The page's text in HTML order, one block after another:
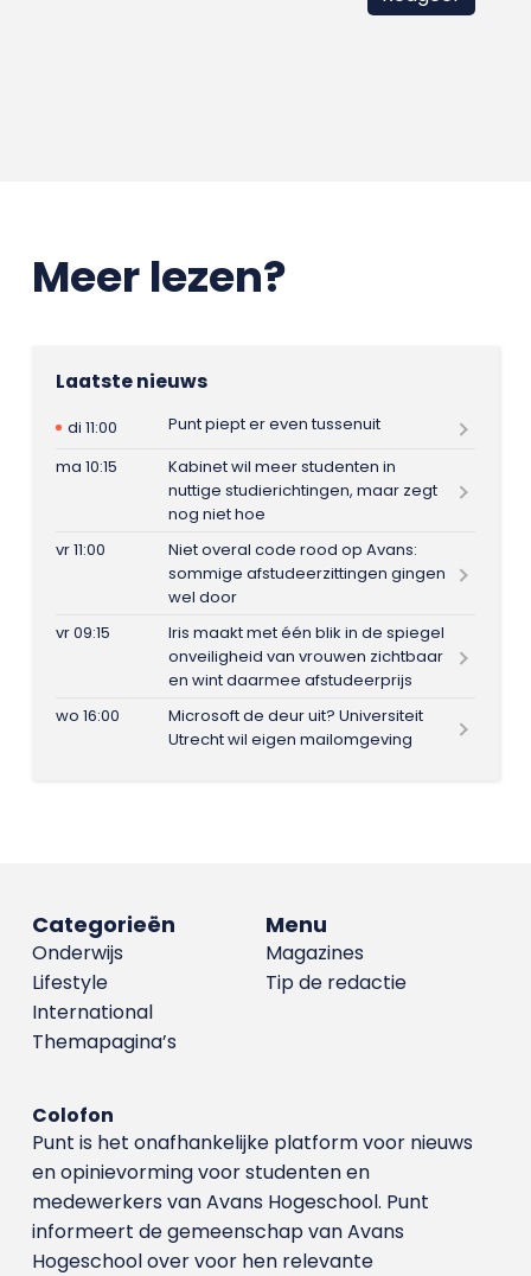
Meer lezen?
Laatste nieuws
di 11:00
Punt piept er even tussenuit
ma 10:15
Kabinet wil meer studenten in
nuttige studierichtingen, maar zegt
nog niet hoe
vr 11:00
Niet overal code rood op Avans:
sommige afstudeerzittingen gingen
wel door
vr 09:15
Iris maakt met één blik in de spiegel
onveiligheid van vrouwen zichtbaar
en wint daarmee afstudeerprijs
wo 16:00
Microsoft de deur uit? Universiteit
Utrecht wil eigen mailomgeving
Menu
Magazines
Tip de redactie
Categorieën
Onderwijs
Lifestyle
International
Themapagina’s
Colofon
Punt is het onafhankelijke platform voor nieuws
en opinievorming voor studenten en
medewerkers van Avans Hoge­school. Punt
informeert de gemeenschap van Avans
Hogeschool over voor hen relevante